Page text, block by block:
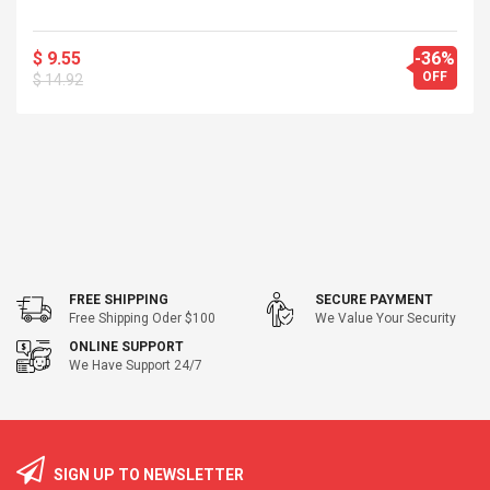
$ 9.55
$ 14.92
-36%
OFF
FREE SHIPPING
Free Shipping Oder $100
SECURE PAYMENT
We Value Your Security
ONLINE SUPPORT
We Have Support 24/7
SIGN UP TO NEWSLETTER